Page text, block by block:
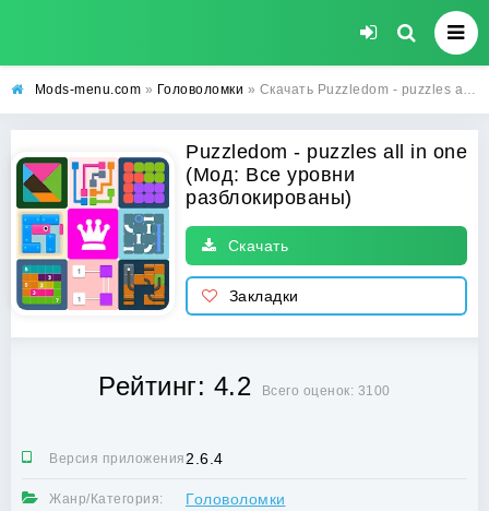
Mods-menu.com » Головоломки » Скачать Puzzledom - puzzles all in one Взлом (Все уровни разблокированы) на Андроид бесплатно
Puzzledom - puzzles all in one
(Мод: Все уровни
разблокированы)
Скачать
Закладки
Рейтинг: 4.2 Всего оценок: 3100
Версия приложения:2.6.4
Жанр/Категория: Головоломки